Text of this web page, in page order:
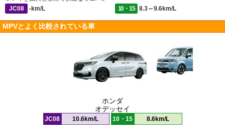
JC08
-km/L 10・15 8.3～9.6km/L
MPVとよく比較されている車
ホンダ
オデッセイ
JC08 10.6km/L 10・15 8.6km/L